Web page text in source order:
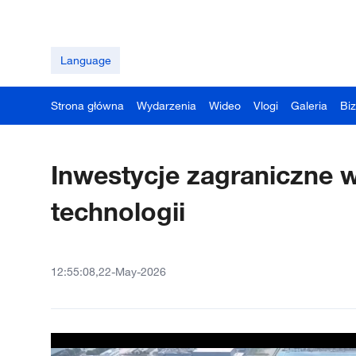
Language
Strona główna Wydarzenia Wideo Vlogi Galeria
Inwestycje zagraniczne
technologii
12:55:08,22-May-2026